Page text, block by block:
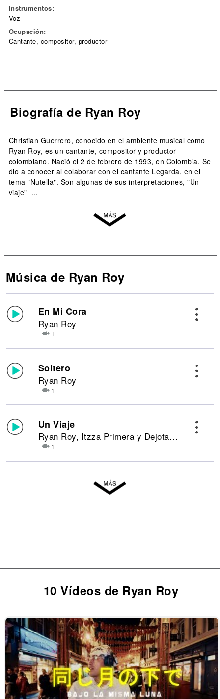
Instrumentos:
Voz
Ocupación:
Cantante, compositor, productor
Biografía de Ryan Roy
Christian Guerrero, conocido en el ambiente musical como
Ryan Roy, es un cantante, compositor y productor
colombiano. Nació el 2 de febrero de 1993, en Colombia. Se
dio a conocer al colaborar con el cantante Legarda, en el
tema "Nutella". Son algunas de sus interpretaciones, "Un
viaje", ...
Música de Ryan Roy
En Mi Cora
Ryan Roy
1
Soltero
Ryan Roy
1
Un Viaje
Ryan Roy, Itzza Primera y Dejota2021
1
10 Vídeos de Ryan Roy